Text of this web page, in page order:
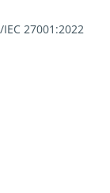
IEC 27001:2022